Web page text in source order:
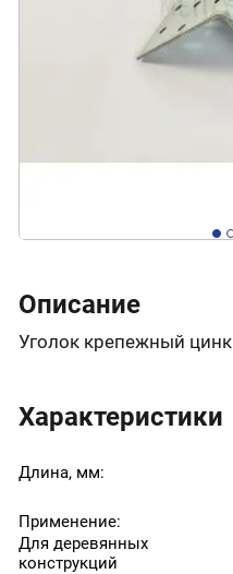
Описание
Уголок крепежный цинк
Характеристики
Длина, мм:
Применение:
Для деревянных
конструкций